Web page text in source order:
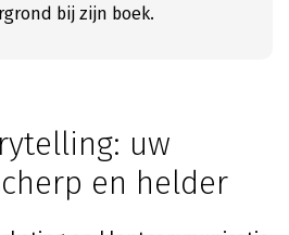
bij zijn boek.
uw
en helder